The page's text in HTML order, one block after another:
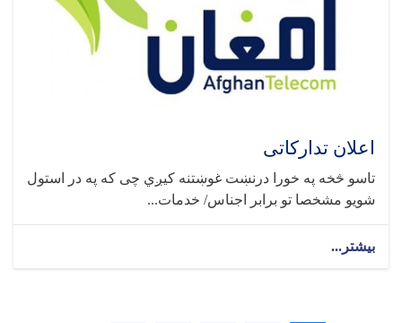
اعلان تدارکاتی
تاسو څخه په خورا درنښت غوښتنه کیږي چی که په در استول
شویو مشخصا تو برابر اجناس/ خدمات...
بیشتر...